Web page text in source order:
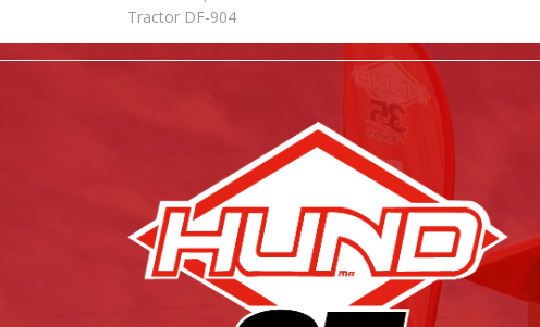
Tractor DF-904